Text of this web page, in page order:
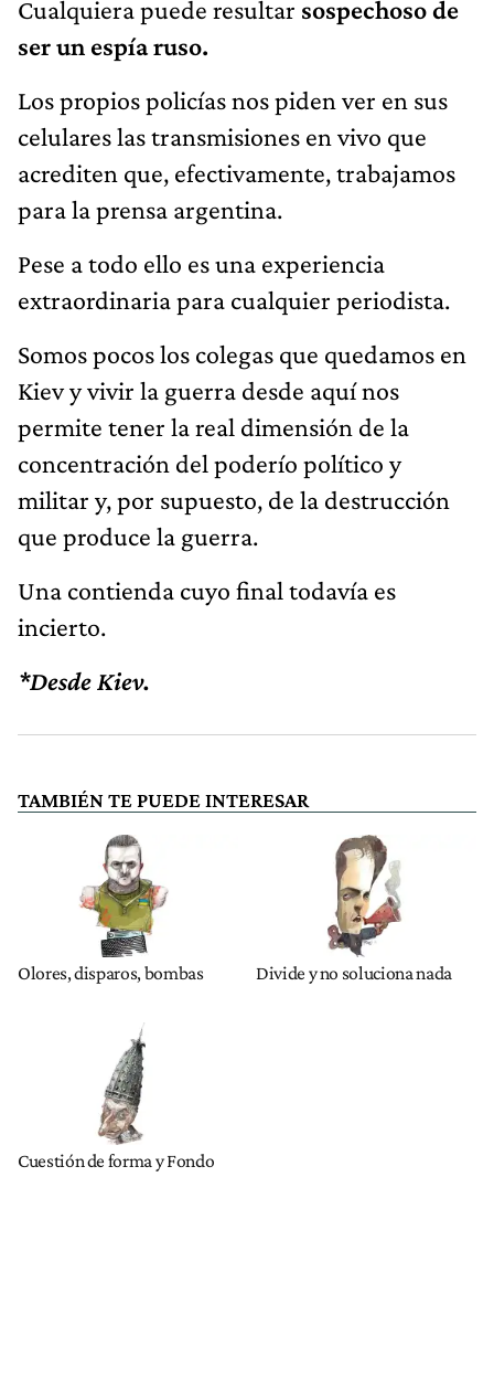
Cualquiera puede resultar sospechoso de
ser un espía ruso.
Los propios policías nos piden ver en sus
celulares las transmisiones en vivo que
acrediten que, efectivamente, trabajamos
para la prensa argentina.
Pese a todo ello es una experiencia
extraordinaria para cualquier periodista.
Somos pocos los colegas que quedamos en
Kiev y vivir la guerra desde aquí nos
permite tener la real dimensión de la
concentración del poderío político y
militar y, por supuesto, de la destrucción
que produce la guerra.
Una contienda cuyo final todavía es
incierto.
*Desde Kiev.
TAMBIÉN TE PUEDE INTERESAR
Olores, disparos, bombas Divide y no soluciona nada
Cuestión de forma y Fondo